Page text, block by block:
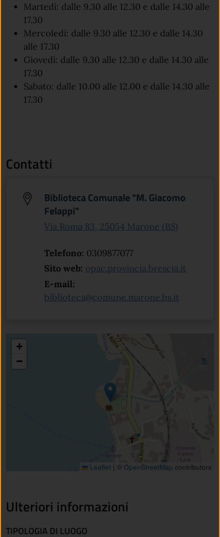
Martedì: dalle 9.30 alle 12.30 e dalle 14.30 alle
17.30
Mercoledì: dalle 9.30 alle 12.30 e dalle 14.30
alle 17.30
Giovedì: dalle 9.30 alle 12.30 e dalle 14.30 alle
17.30
Sabato: dalle 10.00 alle 12.00 e dalle 14.30 alle
17.30
Contatti
Biblioteca Comunale "M. Giacomo
Felappi"
Via Roma 83, 25054 Marone (BS)
Telefono: 0309877077
Sito web: opac.provincia.brescia.it
E-mail:
biblioteca@comune.marone.bs.it
+
−
Leaflet | © OpenStreetMap contributors
Ulteriori informazioni
TIPOLOGIA DI LUOGO